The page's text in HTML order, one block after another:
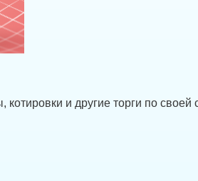
и другие торги по своей